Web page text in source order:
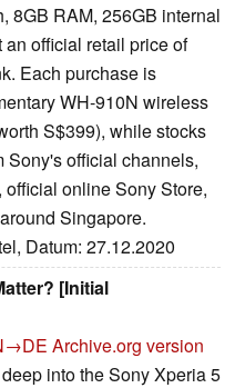
8GB RAM, 256GB internal
official retail price of
Each purchase is
WH-910N wireless
S$399), while stocks
Sony's official channels,
online Sony Store,
Singapore.
Datum: 27.12.2020
[Initial
Archive.org version
into the Sony Xperia 5